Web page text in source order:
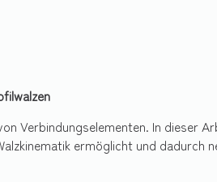
Verbindungselementen. In dieser
ermöglicht und dadurch